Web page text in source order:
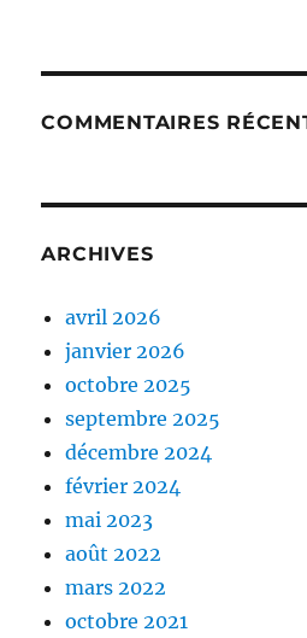
COMMENTAIRES
ARCHIVES
avril 2026
janvier 2026
octobre 2025
septembre 2025
décembre 2024
février 2024
mai 2023
août 2022
mars 2022
octobre 2021